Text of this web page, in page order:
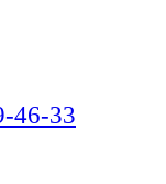
46-33